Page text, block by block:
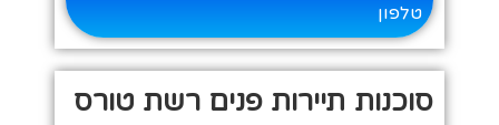
טלפון
סוכנות תיירות פנים רשת טורס